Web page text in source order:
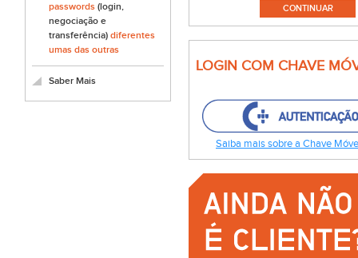
passwords (login,
negociação e
transferência) diferentes
umas das outras
Saber Mais
LOGIN COM CHAVE
Saiba mais sobre a Chave